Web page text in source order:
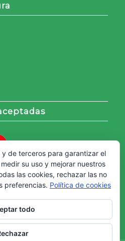
de terceros para garantizar el
su uso y mejorar nuestros
las cookies, rechazar las no
preferencias. Política de cookies
todo